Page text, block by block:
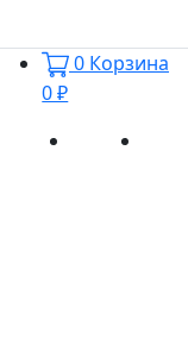
0 Корзина
0 ₽
Новинки